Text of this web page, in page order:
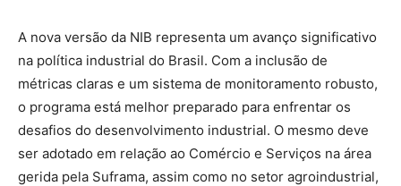
A nova versão da NIB representa um avanço significativo
na política industrial do Brasil. Com a inclusão de
métricas claras e um sistema de monitoramento robusto,
o programa está melhor preparado para enfrentar os
desafios do desenvolvimento industrial. O mesmo deve
ser adotado em relação ao Comércio e Serviços na área
gerida pela Suframa, assim como no setor agroindustrial,